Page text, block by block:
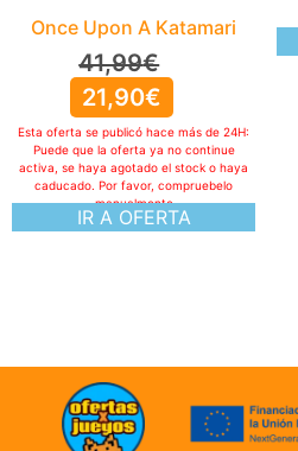
Once Upon A Katamari
41,99€
21,90€
IR A OFERTA
Esta oferta se publicó hace más de 24H:
Puede que la oferta ya no continue
activa, se haya agotado el stock o haya
caducado. Por favor, compruebelo
manualmente